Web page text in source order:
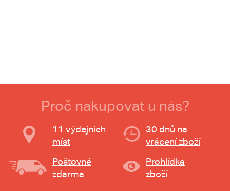
Proč nakupovat u nás?
11 výdejních
míst
30 dnů na
vrácení zboží
Poštovné
zdarma
Prohlídka
zboží